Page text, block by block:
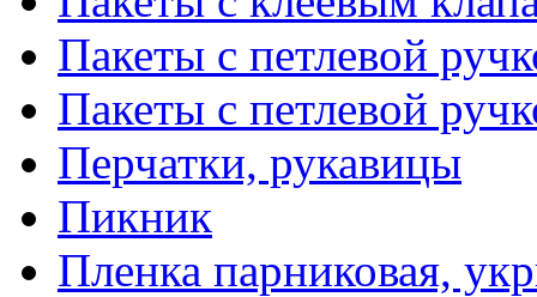
Пакеты с петлевой
Пакеты с петлевой
Перчатки, рукавицы
Пикник
Пленка парниковая,